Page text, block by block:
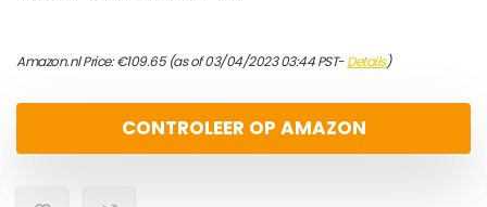
Amazon.nl Price:€109.65(as of 03/04/2023 03:44 PST-Details)
CONTROLEER OP AMAZON